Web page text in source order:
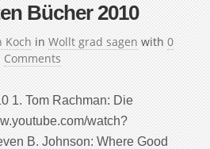
Bücher 2010
Koch in Wollt grad sagen with 0
Comments
1. Tom Rachman: Die
watch?
B. Johnson: Where Good